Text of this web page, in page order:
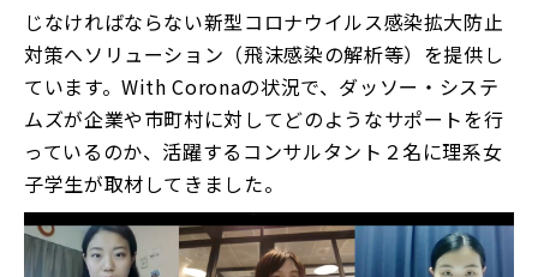
じなければならない新型コロナウイルス感染拡大防止
対策へソリューション（飛沫感染の解析等）を提供し
ています。With Coronaの状況で、ダッソー・システ
ムズが企業や市町村に対してどのようなサポートを行
っているのか、活躍するコンサルタント２名に理系女
子学生が取材してきました。